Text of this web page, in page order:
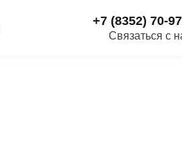
+7 (8352) 70-
Связаться с